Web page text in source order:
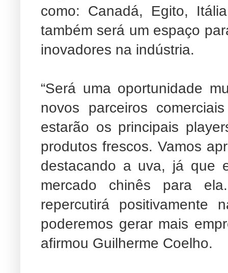
como: Canadá, Egito,
também será um espaço
inovadores na indústria.
“Será uma oportunidade
novos parceiros
estarão os principais
produtos frescos. Vamos
destacando a uva, já que
mercado chinês para
repercutirá positivamente
poderemos gerar mais
afirmou Guilherme Coelho.